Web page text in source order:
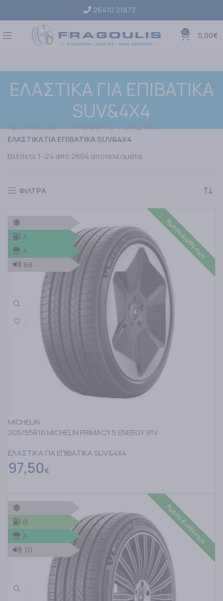
26410 21873
0 0,00€
ΕΛΑΣΤΙΚΑ ΓΙΑ ΕΠΙΒΑΤΙΚΑ
SUV&4X4
Αρχική σελίδα ΑΥΤΟΚΙΝΗΤΟ
ΕΛΑΣΤΙΚΑ
ΕΛΑΣΤΙΚΑ ΓΙΑ ΕΠΙΒΑΤΙΚΑ SUV&4X4
Βλέπετε 1–24 από 2604 αποτελέσματα
ΦΙΛΤΡΑ
Άμεσα διαθέσιμο
A
A
68
MICHELIN
205/55R16 MICHELIN PRIMACY 5 ENERGY 91V
ΕΛΑΣΤΙΚΑ ΓΙΑ ΕΠΙΒΑΤΙΚΑ SUV&4X4
97,50€
Άμεσα διαθέσιμο
B
A
70